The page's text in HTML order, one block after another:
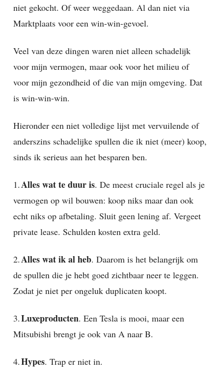
niet gekocht. Of weer weggedaan. Al dan niet via
Marktplaats voor een win-win-gevoel.
Veel van deze dingen waren niet alleen schadelijk
voor mijn vermogen, maar ook voor het milieu of
voor mijn gezondheid of die van mijn omgeving. Dat
is win-win-win.
Hieronder een niet volledige lijst met vervuilende of
anderszins schadelijke spullen die ik niet (meer) koop,
sinds ik serieus aan het besparen ben.
1.Alles wat te duur is. De meest cruciale regel als je
vermogen op wil bouwen: koop niks maar dan ook
echt niks op afbetaling. Sluit geen lening af. Vergeet
private lease. Schulden kosten extra geld.
2.Alles wat ik al heb. Daarom is het belangrijk om
de spullen die je hebt goed zichtbaar neer te leggen.
Zodat je niet per ongeluk duplicaten koopt.
3.Luxeproducten. Een Tesla is mooi, maar een
Mitsubishi brengt je ook van A naar B.
4.Hypes. Trap er niet in.